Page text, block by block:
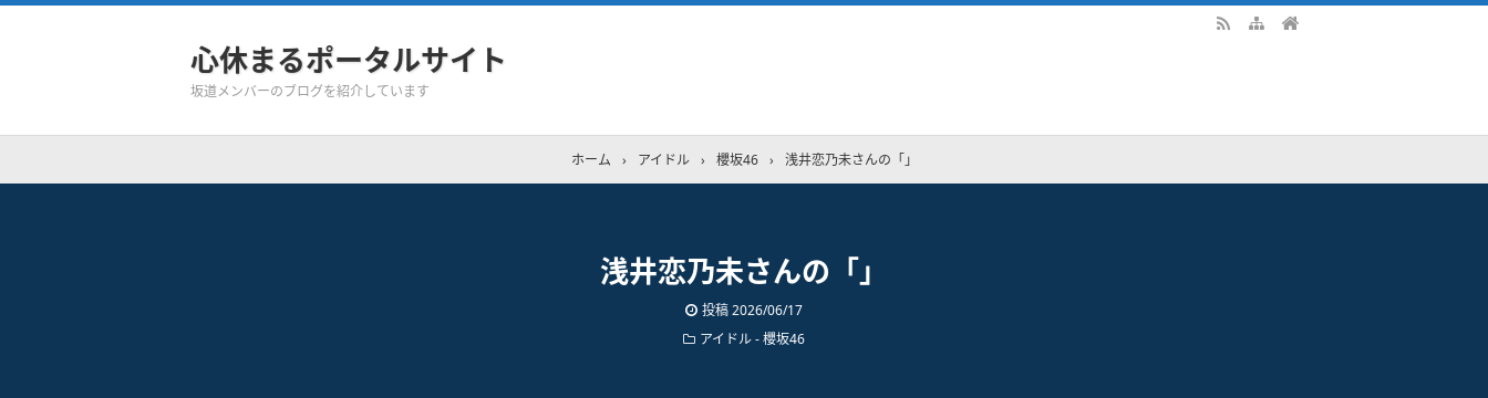
心休まるポータルサイト
坂道メンバーのブログを紹介しています
ホーム › アイドル › 櫻坂46 › 浅井恋乃未さんの「」
浅井恋乃未さんの「」
投稿2026/06/17
アイドル - 櫻坂46